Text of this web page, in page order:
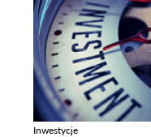
Inwestycje